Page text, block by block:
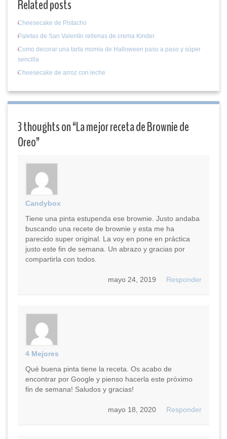
Related posts
Cheesecake de Pistacho
Paletas de San Valentín rellenas de crema Kinder
Como decorar una tarta momia de Halloween paso a paso y súper
sencilla
Cheesecake de arroz con leche
3 thoughts on “La mejor receta de Brownie de
Oreo”
Candybox
Tiene una pinta estupenda ese brownie. Justo andaba
buscando una recete de brownie y esta me ha
parecido super original. La voy en pone en práctica
justo este fin de semana. Un abrazo y gracias por
compartirla con todos.
Responder
mayo 24, 2019
4 Mejores
Qué buena pinta tiene la receta. Os acabo de
encontrar por Google y pienso hacerla este próximo
fin de semana! Saludos y gracias!
Responder
mayo 18, 2020